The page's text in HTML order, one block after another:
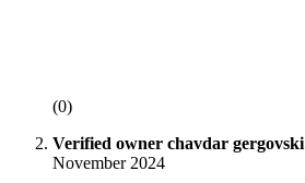
(0)
Verified owner chavdar gergovski
November 2024